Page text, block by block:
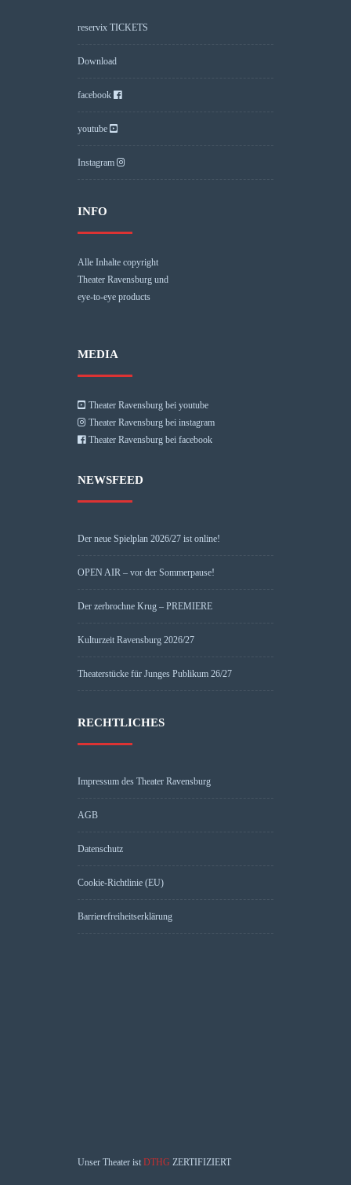
reservix TICKETS
Download
facebook
youtube
Instagram
INFO
Alle Inhalte copyright
Theater Ravensburg und
eye-to-eye products
MEDIA
Theater Ravensburg bei youtube
Theater Ravensburg bei instagram
Theater Ravensburg bei facebook
NEWSFEED
Der neue Spielplan 2026/27 ist online!
OPEN AIR – vor der Sommerpause!
Der zerbrochne Krug – PREMIERE
Kulturzeit Ravensburg 2026/27
Theaterstücke für Junges Publikum 26/27
RECHTLICHES
Impressum des Theater Ravensburg
AGB
Datenschutz
Cookie-Richtlinie (EU)
Barrierefreiheitserklärung
Unser Theater ist DTHG ZERTIFIZIERT